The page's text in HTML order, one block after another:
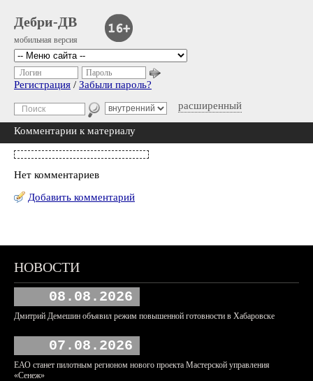
Дебри-ДВ
мобильная версия
расширенный
Логин Пароль
Регистрация / Забыли пароль?
Комментарии к материалу
Нет комментариев
Добавить комментарий
НОВОСТИ
08.08.2026
Дмитрий Демешин объявил режим повышенной готовности в Хабаровске
07.08.2026
ЕАО станет пилотным регионом нового проекта Мастерской управления
«Сенеж»